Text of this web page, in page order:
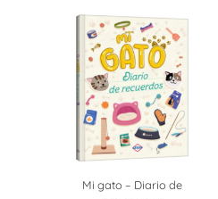
Mi gato – Diario de